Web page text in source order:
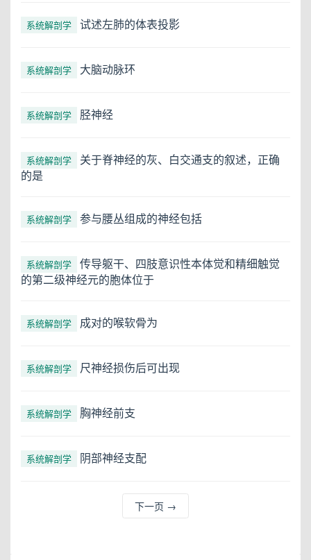
系统解剖学 试述左肺的体表投影
系统解剖学 大脑动脉环
系统解剖学 胫神经
系统解剖学
关于脊神经的灰、白交通支的叙述，正确
的是
系统解剖学 参与腰丛组成的神经包括
系统解剖学
传导躯干、四肢意识性本体觉和精细触觉
的第二级神经元的胞体位于
系统解剖学 成对的喉软骨为
系统解剖学 尺神经损伤后可出现
系统解剖学 胸神经前支
系统解剖学 阴部神经支配
下一页 →